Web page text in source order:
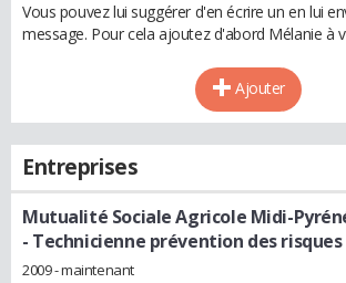
Vous pouvez lui suggérer d'en écrire un en lui
message. Pour cela ajoutez d'abord Mélanie à
Ajouter
Entreprises
Mutualité Sociale Agricole Midi-
- Technicienne prévention des
2009 - maintenant